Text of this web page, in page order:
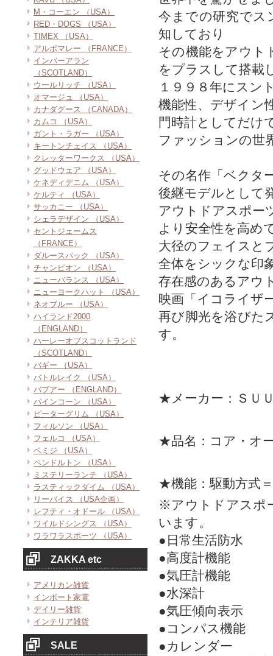
M・コーエン （USA）
RED・DOGS （USA）
TIMEX （USA）
アルボマレー （FRANCE）
インバーアラン
（SCOTLAND）
ウールリッチ （USA）
オマージュ （USA）
カナダグース （CANADA）
カムコ （USA）
ガント・ラガー （USA）
キートンチェイス （USA）
クレッターワークス （USA）
グッドウェア （USA）
ケネディデニム （USA）
ケルティ （USA）
サッカニー （USA）
シェラデザイン （USA）
セントジェームス
（FRANCE）
ダルースパック （USA）
チャンピオン （USA）
ニューバランス （USA）
ニューヨークハット （USA）
ネオブルー （USA）
ハイランド2000
（ENGLAND）
ハーレーオブスコットランド
（SCOTLAND）
バギー （USA）
バトルレイク （USA）
バブアー （ENGLAND）
パインコーン （USA）
ピーターグリム （USA）
フィルソン （USA）
フェルコ （USA）
ベミジ （USA）
ペンドルトン （USA）
ミステリーランチ （USA）
ラスティックダイム （USA）
リーバイス （USA企画）
レフティ・オドール （USA）
ワイルドシングス （USA）
ワラワラスポーツ （USA）
ZAKKA etc
アメリカン雑貨
インポート家電
デイリー雑貨
インテリア雑貨
SALE
今までの研究でス
知しており
その機能をアウト
をプラスして搭載
１９９８年にスン
機能性、デザイン
門時計としてだけ
ファッションの世
その名作「ベクタ
後継モデルとして
アウトドアスポー
より安全性を高め
大径のフェイスと
全体をシックな印
存在感のあるアウ
映画「イコライザ
再び脚光を浴びた
す。
★メーカー：ＳＵ
★品名：コア・オ
★機能：駆動方式
※アウトドアスポ
います。
●日常生活防水
●高度計機能
●気圧計機能
●水深計
●気圧傾向表示
●コンパス機能
●カレンダー